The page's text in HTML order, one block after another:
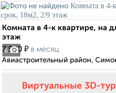
6
Комната в 4-к квартире, на
этаж
7 500 ₽ в месяц
Авиастроительный район,
Виртуальные 3D-